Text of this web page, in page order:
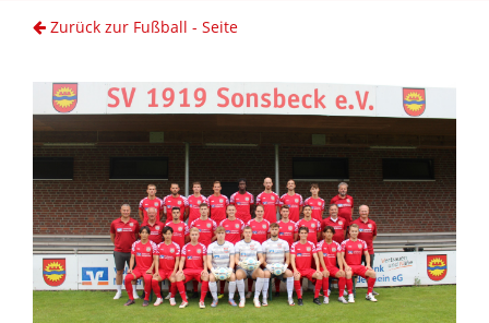
Zurück zur Fußball - Seite